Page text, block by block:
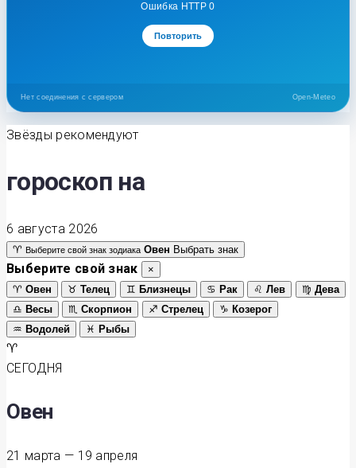
Ошибка HTTP 0
Повторить
Нет соединения с сервером Open-Meteo
Звёзды рекомендуют
гороскоп на
6 августа 2026
♈ Выберите свой знак зодиака Овен Выбрать знак
Выберите свой знак
×
♈ Овен ♉ Телец ♊ Близнецы ♋ Рак ♌ Лев ♍ Дева
♎ Весы ♏ Скорпион ♐ Стрелец ♑ Козерог
♒ Водолей ♓ Рыбы
♈
СЕГОДНЯ
Овен
21 марта — 19 апреля